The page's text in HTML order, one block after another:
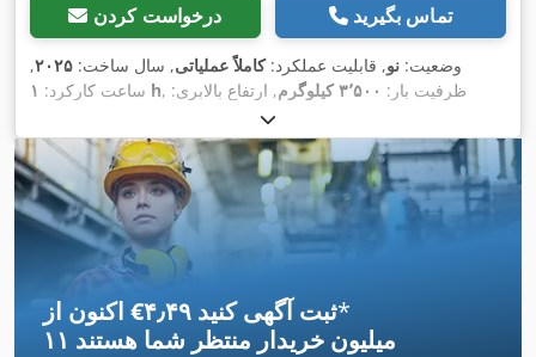
درخواست کردن تماس بگیرید
وضعیت: نو, قابلیت عملکرد:کاملاً عملیاتی, سال ساخت: ۲۰۲۵,
ساعت کارکرد: ۱ h , ظرفیت بار: ۳٬۵۰۰ کیلوگرم
, ارتفاع بالابری:
۱٬۶۷۳ میلی‌متر
نوع دکل:تریپلکس, ارتفاع سازه:۲٬۷۵۲ میلی‌متر
, عرض شاسی
شاخک:۱٬۱۰۰ میلی‌متر , طول شاخک‌ها:۱٬۱۵۰ میلی‌متر
, وزن خالی:
۴٬۸۹۰ کیلوگرم
, طول کل: ۲٬۷۴۸ میلی‌متر
, نوع سیستم انتقال قدرت:
Elektro
, عرض ساخت: ۱٬۲۳۰ میلی‌متر ,
اکنون از ‎€۴٫۴۹ ثبت آگهی کنید*
۱۱ میلیون خریدار منتظر شما هستند